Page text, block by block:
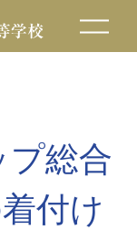
プ総合
付け